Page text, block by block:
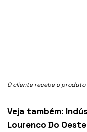
O cliente recebe o
Veja também:
Lourenco Do